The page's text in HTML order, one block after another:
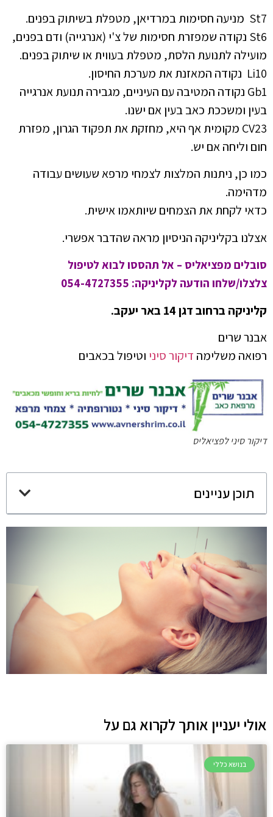
St7 מניעה חסימות במרדיאן, מטפלת בשיתוק בפנים.
St6 נקודה שמפזרת חסימות של צ'י (אנרגייה) ודם בפנים,
מועילה לתנועת הלסת, מטפלת בעווית או שיתוק בפנים.
Li10 נקודה המאזנת את מערכת החיסון.
Gb1 נקודה המטיבה עם העיניים, מגבירה תנועת אנרגייה
בעין ומשככת כאב בעין אם ישנו.
CV23 מקומית אף היא, מחזקת את תפקוד הגרון, מפזרת
חום וליחה אם יש.
כמו כן, ניתנות המלצות לצמחי מרפא שעושים עבודה
מדהימה.
כדאי לקחת את הצמחים שיותאמו אישית.
אצלנו בקליניקה הניסיון מראה שהדבר אפשרי.
סובלים מפציאליס – אל תהססו לבוא לטיפול
צלצלו/שלחו הודעה לקליניקה: 054-4727355
קליניקה ברחוב דגן 14 באר יעקב.
אבנר שרים
רפואה משלימה דיקור סיני וטיפול בכאבים
דיקור סיני לפציאליס
תוכן עניינים
אולי יעניין אותך לקרוא גם על
בנושא כללי